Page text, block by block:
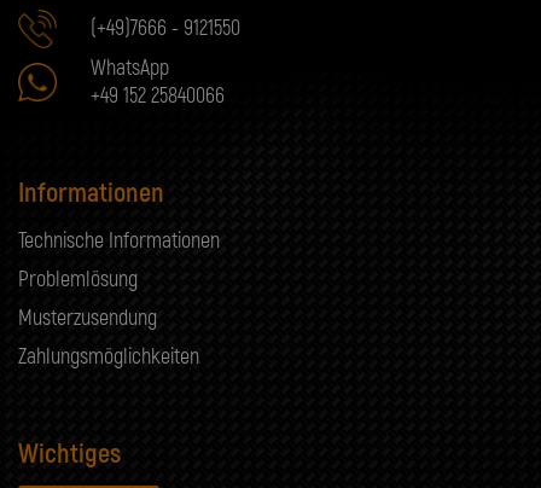
(+49)7666 - 9121550
WhatsApp
+49 152 25840066
Informationen
Technische Informationen
Problemlösung
Musterzusendung
Zahlungsmöglichkeiten
Wichtiges